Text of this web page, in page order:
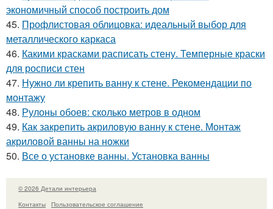
экономичный способ построить дом
45. Профлистовая облицовка: идеальный выбор для
металлического каркаса
46. Какими красками расписать стену. Темперные краски
для росписи стен
47. Нужно ли крепить ванну к стене. Рекомендации по
монтажу
48. Рулоны обоев: сколько метров в одном
49. Как закрепить акриловую ванну к стене. Монтаж
акриловой ванны на ножки
50. Все о установке ванны. Установка ванны
© 2026 Детали интерьера
Контакты
Пользовательское соглашение